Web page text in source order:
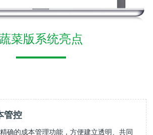
菜版系统亮点
管控
确的成本管理功能，方便建立透明、共同